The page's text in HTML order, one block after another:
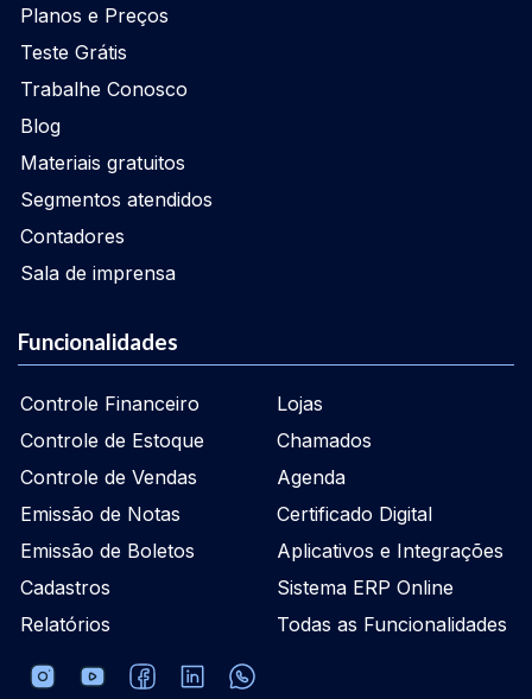
Planos e Preços
Teste Grátis
Trabalhe Conosco
Blog
Materiais gratuitos
Segmentos atendidos
Contadores
Sala de imprensa
Funcionalidades
Controle Financeiro
Controle de Estoque
Controle de Vendas
Emissão de Notas
Emissão de Boletos
Cadastros
Relatórios
Lojas
Chamados
Agenda
Certificado Digital
Aplicativos e Integrações
Sistema ERP Online
Todas as Funcionalidades